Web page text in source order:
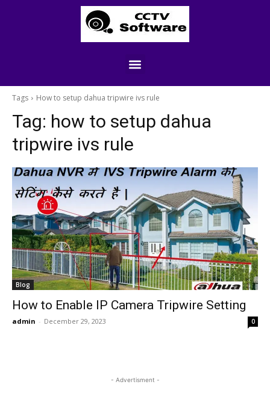
Tags How to setup dahua tripwire ivs rule
Tag: how to setup dahua
tripwire ivs rule
Blog
How to Enable IP Camera Tripwire Setting
admin - December 29, 2023 0
- Advertisment -